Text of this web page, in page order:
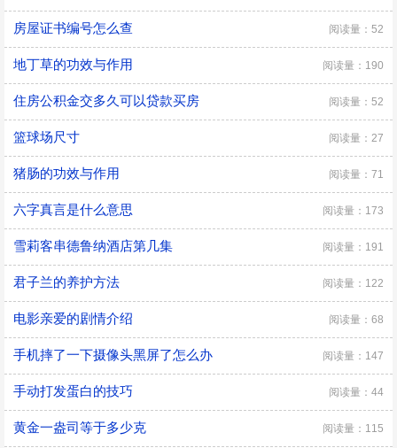
房屋证书编号怎么查 阅读量：52
地丁草的功效与作用 阅读量：190
住房公积金交多久可以贷款买房 阅读量：52
篮球场尺寸 阅读量：27
猪肠的功效与作用 阅读量：71
六字真言是什么意思 阅读量：173
雪莉客串德鲁纳酒店第几集 阅读量：191
君子兰的养护方法 阅读量：122
电影亲爱的剧情介绍 阅读量：68
手机摔了一下摄像头黑屏了怎么办 阅读量：147
手动打发蛋白的技巧 阅读量：44
黄金一盎司等于多少克 阅读量：115